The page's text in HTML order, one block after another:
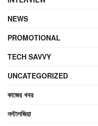
NEWS
PROMOTIONAL
TECH SAVVY
UNCATEGORIZED
কাজের খবর
নস্টালজিয়া